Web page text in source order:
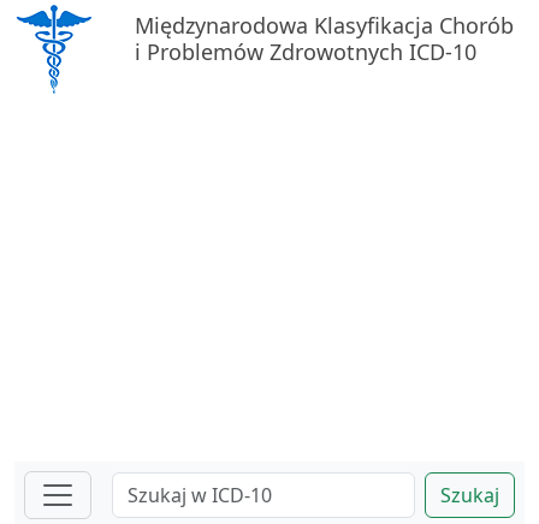
Międzynarodowa Klasyfikacja Chorób
i Problemów Zdrowotnych ICD-10
Szukaj